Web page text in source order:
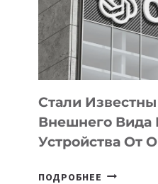
РАЗВИТИЮ
Стали
Внешнего Вида
Устройства От
ПОДРОБНЕЕ СТАЛИ